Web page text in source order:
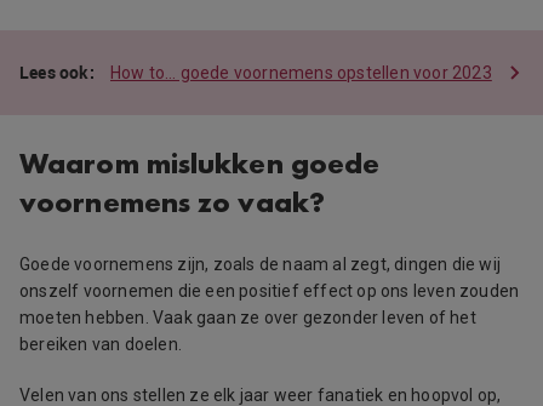
How to… goede voornemens opstellen voor 2023
Waarom mislukken goede
voornemens zo vaak?
Goede voornemens zijn, zoals de naam al zegt, dingen die wij
onszelf voornemen die een positief effect op ons leven zouden
moeten hebben. Vaak gaan ze over gezonder leven of het
bereiken van doelen.
Velen van ons stellen ze elk jaar weer fanatiek en hoopvol op,